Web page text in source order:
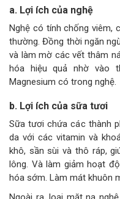
a. Lợi ích của nghệ
Nghệ có tính chống viêm,
thường. Đồng thời ngăn
và làm mờ các vết thâm
hóa hiệu quả nhờ vào
Magnesium có trong nghệ.
b. Lợi ích của sữa tươi
Sữa tươi chứa các thành
da với các vitamin và
khô, sần sùi và thô ráp,
lông. Và làm giảm hoạt
hóa sớm. Làm mát khuôn